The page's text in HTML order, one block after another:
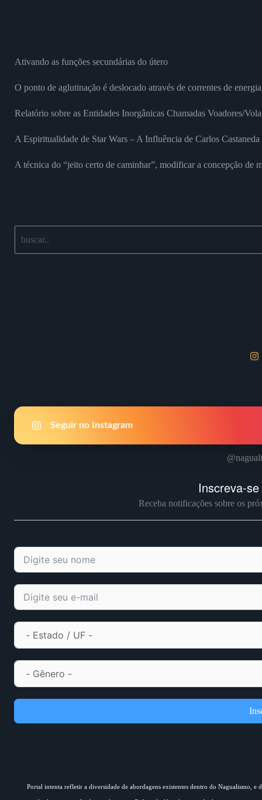
Ativando as funções secundárias do útero
O ponto de aglutinação é deslocado através de correntes de energia
Relatório sobre as Entidades Inorgânicas Chamadas Voadores/
A Espiritualidade de Star Wars – A Influência de Carlos
A técnica do “jeito certo de caminhar”, modificar a concepção de
Buscar
Seguir no Instagram
Inscreva-
Receba notificações sobre os
Portal intenta refletir a diversidade de abordagens existentes dentro do Nagualismo, e